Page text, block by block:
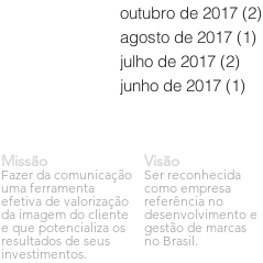
outubro de 2017 (2)
agosto de 2017 (1)
julho de 2017 (2)
junho de 2017 (1)
Missão
Fazer da comunicação
uma ferramenta
efetiva de valorização
da imagem do cliente
e que potencializa os
resultados de seus
investimentos.
Visão
Ser reconhecida
como empresa
referência no
desenvolvimento e
gestão de marcas
no Brasil.